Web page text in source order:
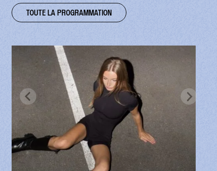
TOUTE LA PROGRAMMATION